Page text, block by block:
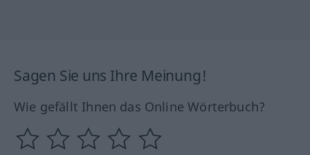
Sagen Sie uns Ihre Meinung!
Wie gefällt Ihnen das Online Wörterbuch?